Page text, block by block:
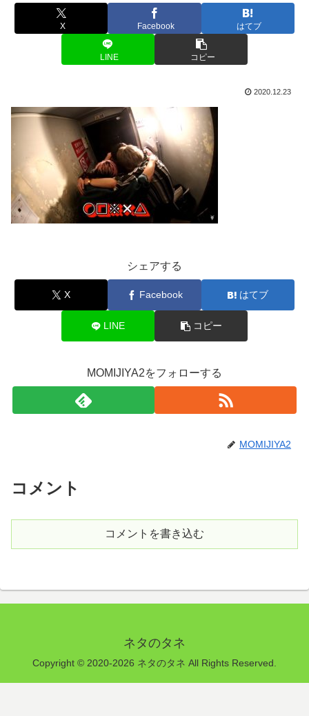
X Facebook はてブ
LINE コピー
2020.12.23
シェアする
X Facebook はてブ
LINE コピー
MOMIJIYA2をフォローする
MOMIJIYA2
コメント
コメントを書き込む
ネタのタネ
Copyright © 2020-2026 ネタのタネ All Rights Reserved.